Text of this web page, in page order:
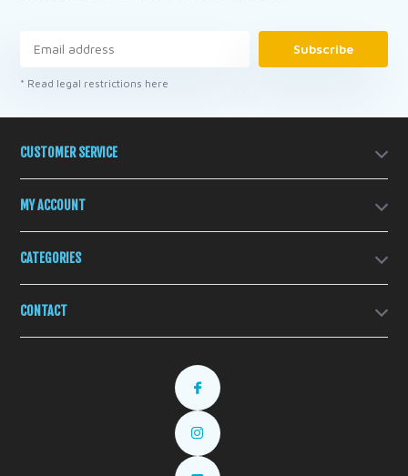
Subscribe
* Read legal restrictions here
CUSTOMER SERVICE
MY ACCOUNT
CATEGORIES
CONTACT